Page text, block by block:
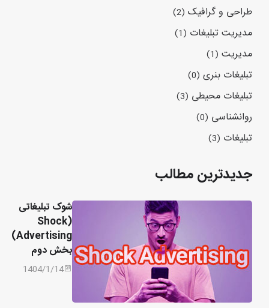
طراحی و گرافیک (2)
مدیریت تبلیغات (1)
مدیریت (1)
تبلیغات بنری (0)
تبلیغات محیطی (3)
روانشناسی (0)
تبلیغات (3)
جدیدترین مطالب
شوک تبلیغاتی
(Shock
Advertising)
بخش دوم
1404/1/14